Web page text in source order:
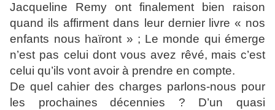
Jacqueline Remy ont
finalement bien raison
quand ils affirment dans leur dernier livre « nos
enfants nous haïront » ; Le monde qui émerge
n’est pas celui dont vous avez rêvé, mais c’est
celui qu’ils vont avoir à prendre en compte.
De quel cahier des charges parlons-nous pour
les prochaines
décennies ? D’un quasi